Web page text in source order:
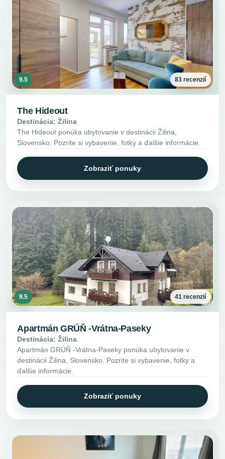
9.5 83 recenzií
The Hideout
Destinácia: Žilina
The Hideout ponúka ubytovanie v destinácii Žilina,
Slovensko. Pozrite si vybavenie, fotky a ďalšie informácie.
Zobraziť ponuky
9.5 41 recenzií
Apartmán GRÚŇ -Vrátna-Paseky
Destinácia: Žilina
Apartmán GRÚŇ -Vrátna-Paseky ponúka ubytovanie v
destinácii Žilina, Slovensko. Pozrite si vybavenie, fotky a
ďalšie informácie.
Zobraziť ponuky